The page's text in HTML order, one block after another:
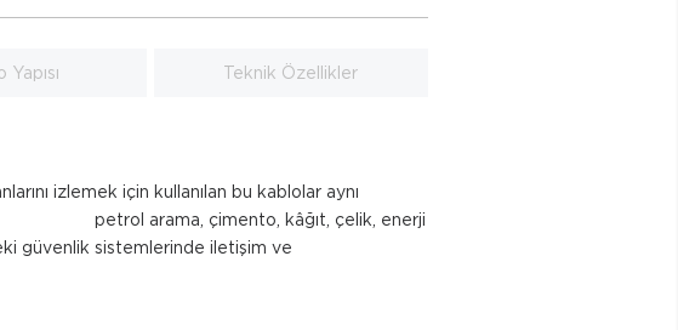
Yapısı Teknik Özellikler
izlemek için kullanılan bu kablolar aynı
kâğıt, çelik, enerji
güvenlik sistemlerinde iletişim ve
kullanılır.